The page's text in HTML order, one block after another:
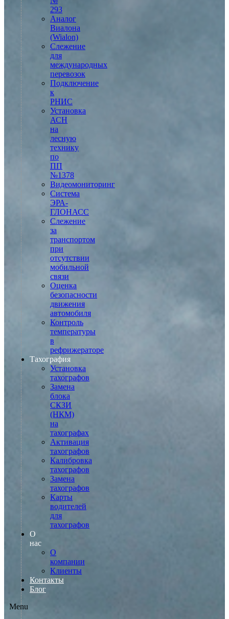
293
Аналог
Виалона
(Wialon)
Слежение
для
международных
перевозок
Подключение
к
РНИС
Установка
АСН
на
лесную
технику
по
ПП
№1378
Видеомониторинг
Система
ЭРА-
ГЛОНАСС
Слежение
за
транспортом
при
отсутствии
мобильной
связи
Оценка
безопасности
движения
автомобиля
Контроль
температуры
в
рефрижераторе
Тахография
Установка
тахографов
Замена
блока
СКЗИ
(НКМ)
на
тахографах
Активация
тахографов
Калибровка
тахографов
Замена
тахографов
Карты
водителей
для
тахографов
О
нас
О
компании
Клиенты
Контакты
Блог
Menu